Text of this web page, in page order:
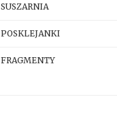
SUSZARNIA
POSKLEJANKI
FRAGMENTY